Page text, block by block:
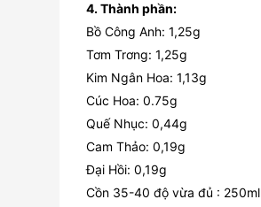
4. Thành phần:
Bồ Công Anh: 1,25g
Tơm Trơng: 1,25g
Kim Ngân Hoa: 1,13g
Cúc Hoa: 0.75g
Quế Nhục: 0,44g
Cam Thảo: 0,19g
Đại Hồi: 0,19g
Cồn 35-40 độ vừa đủ : 250ml